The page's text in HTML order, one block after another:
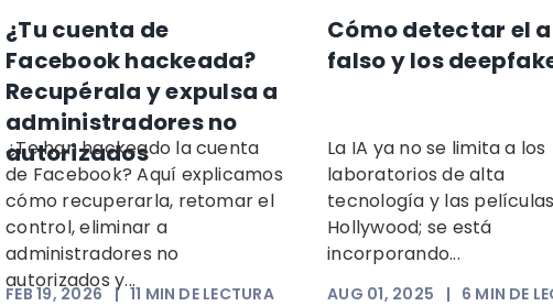
¿Tu cuenta de
Facebook hackeada?
Recupérala y expulsa a
administradores no
autorizados
¿Te han hackeado la cuenta
de Facebook? Aquí explicamos
cómo recuperarla, retomar el
control, eliminar a
administradores no
autorizados y...
FEB 19, 2026 | 11 MIN DE LECTURA
Cómo detectar el
falso y los
La IA ya no se limita a los
laboratorios de alta
tecnología y las
Hollywood; se está
incorporando...
AUG 01, 2025 | 6 MIN DE